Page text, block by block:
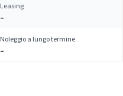
Leasing
–
Noleggio a lungo termine
–